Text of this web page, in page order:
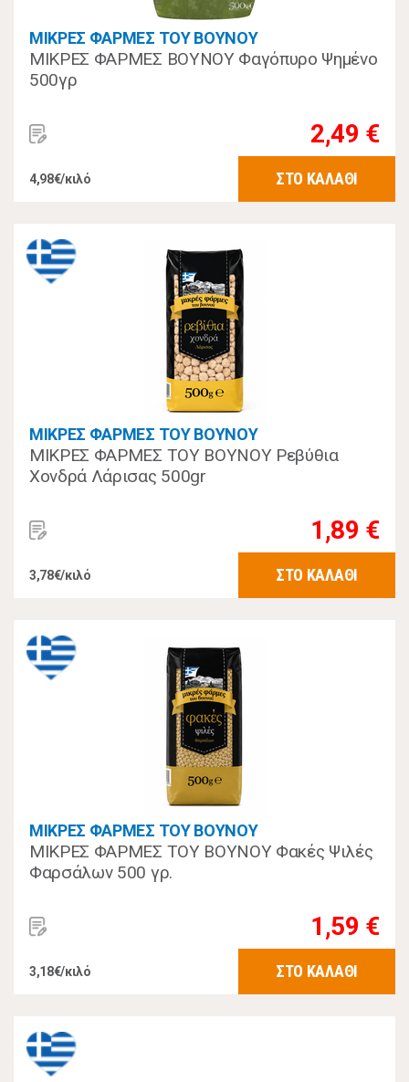
ΜΙΚΡΕΣ ΦΑΡΜΕΣ ΤΟΥ ΒΟΥΝΟΥ
ΜΙΚΡΕΣ ΦΑΡΜΕΣ ΒΟΥΝΟΥ Φαγόπυρο Ψημένο
500γρ
2,49 €
4,98€/κιλό ΣΤΟ ΚΑΛΑΘΙ
ΜΙΚΡΕΣ ΦΑΡΜΕΣ ΤΟΥ ΒΟΥΝΟΥ
ΜΙΚΡΕΣ ΦΑΡΜΕΣ ΤΟΥ ΒΟΥΝΟΥ Ρεβύθια
Χονδρά Λάρισας 500gr
1,89 €
3,78€/κιλό ΣΤΟ ΚΑΛΑΘΙ
ΜΙΚΡΕΣ ΦΑΡΜΕΣ ΤΟΥ ΒΟΥΝΟΥ
ΜΙΚΡΕΣ ΦΑΡΜΕΣ ΤΟΥ ΒΟΥΝΟΥ Φακές Ψιλές
Φαρσάλων 500 γρ.
1,59 €
3,18€/κιλό ΣΤΟ ΚΑΛΑΘΙ